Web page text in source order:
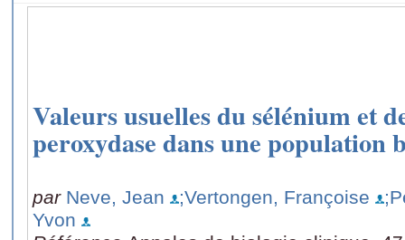
Valeurs usuelles du sélénium et
peroxydase dans une population
par Neve, Jean ;Vertongen, Françoise
Yvon